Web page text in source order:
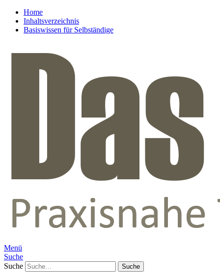
Home
Inhaltsverzeichnis
Basiswissen für Selbständige
Menü
Suche
Suche